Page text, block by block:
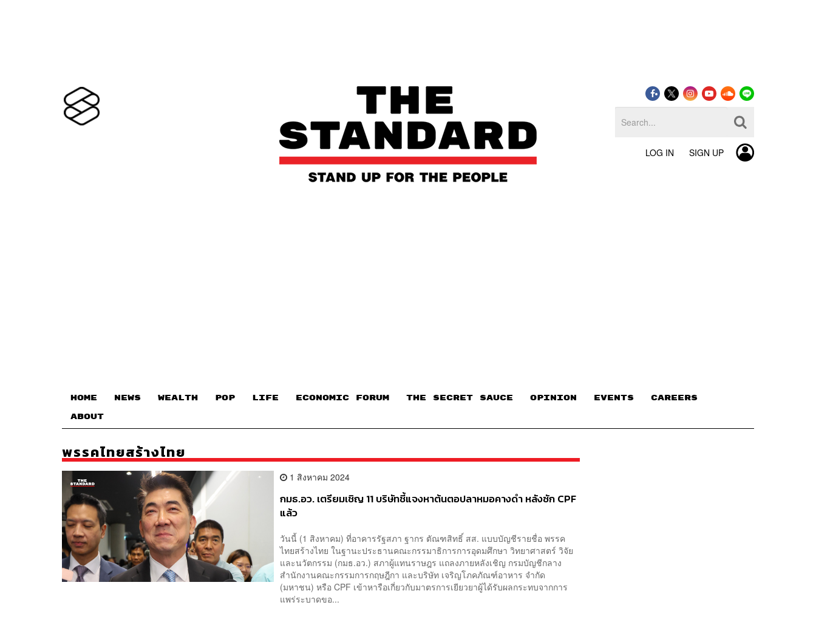
LOG IN SIGN UP
HOME NEWS WEALTH POP LIFE ECONOMIC FORUM THE SECRET SAUCE​ OPINION EVENTS CAREERS
ABOUT
พรรคไทยสร้างไทย
1 สิงหาคม 2024
กมธ.อว. เตรียมเชิญ 11 บริษัทชี้แจงหาต้นตอปลาหมอคางดำ หลังซัก CPF
แล้ว
วันนี้ (1 สิงหาคม) ที่อาคารรัฐสภา ฐากร ตัณฑสิทธิ์ สส. แบบบัญชีรายชื่อ พรรค
ไทยสร้างไทย ในฐานะประธานคณะกรรมาธิการการอุดมศึกษา วิทยาศาสตร์ วิจัย
และนวัตกรรม (กมธ.อว.) สภาผู้แทนราษฎร แถลงภายหลังเชิญ กรมบัญชีกลาง
สำนักงานคณะกรรมการกฤษฎีกา และบริษัท เจริญโภคภัณฑ์อาหาร จำกัด
(มหาชน) หรือ CPF เข้าหารือเกี่ยวกับมาตรการเยียวยาผู้ได้รับผลกระทบจากการ
แพร่ระบาดขอ...